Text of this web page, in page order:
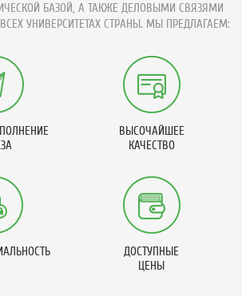
БАЗОЙ, А ТАКЖЕ ДЕЛОВЫМИ СВЯЗЯМИ
УНИВЕРСИТЕТАХ СТРАНЫ. МЫ ПРЕДЛАГАЕМ:
ВЫСОЧАЙШЕЕ
КАЧЕСТВО
ДОСТУПНЫЕ
ЦЕНЫ